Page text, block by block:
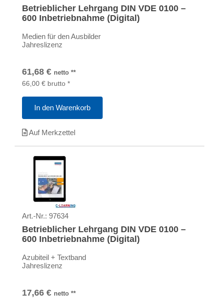
Betrieblicher Lehrgang DIN VDE 0100 –
600 Inbetriebnahme (Digital)
Medien für den Ausbilder
Jahreslizenz
61,68 € netto **
66,00 € brutto *
In den Warenkorb
Auf Merkzettel
Art.-Nr.: 97634
Betrieblicher Lehrgang DIN VDE 0100 –
600 Inbetriebnahme (Digital)
Azubiteil + Textband
Jahreslizenz
17,66 € netto **